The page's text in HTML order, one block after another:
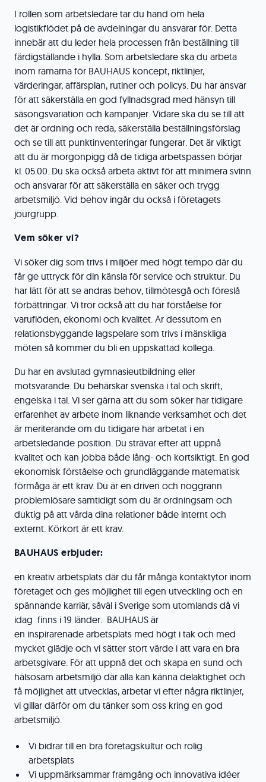
I rollen som arbetsledare tar du hand om hela
logistikflödet på de avdelningar du ansvarar för. Detta
innebär att du leder hela processen från beställning till
färdigställande i hylla. Som arbetsledare ska du arbeta
inom ramarna för BAUHAUS koncept, riktlinjer,
värderingar, affärsplan, rutiner och policys. Du har ansvar
för att säkerställa en god fyllnadsgrad med hänsyn till
säsongsvariation och kampanjer. Vidare ska du se till att
det är ordning och reda, säkerställa beställningsförslag
och se till att punktinventeringar fungerar. Det är viktigt
att du är morgonpigg då de tidiga arbetspassen börjar
kl. 05.00. Du ska också arbeta aktivt för att minimera svinn
och ansvarar för att säkerställa en säker och trygg
arbetsmiljö. Vid behov ingår du också i företagets
jourgrupp.
Vem söker vi?
Vi söker dig som trivs i miljöer med högt tempo där du
får ge uttryck för din känsla för service och struktur. Du
har lätt för att se andras behov, tillmötesgå och föreslå
förbättringar. Vi tror också att du har förståelse för
varuflöden, ekonomi och kvalitet. Är dessutom en
relationsbyggande lagspelare som trivs i mänskliga
möten så kommer du bli en uppskattad kollega.
Du har en avslutad gymnasieutbildning eller
motsvarande. Du behärskar svenska i tal och skrift,
engelska i tal. Vi ser gärna att du som söker har tidigare
erfarenhet av arbete inom liknande verksamhet och det
är meriterande om du tidigare har arbetat i en
arbetsledande position. Du strävar efter att uppnå
kvalitet och kan jobba både lång- och kortsiktigt. En god
ekonomisk förståelse och grundläggande matematisk
förmåga är ett krav. Du är en driven och noggrann
problemlösare samtidigt som du är ordningsam och
duktig på att vårda dina relationer både internt och
externt. Körkort är ett krav.
BAUHAUS erbjuder:
en kreativ arbetsplats där du får många kontaktytor inom
företaget och ges möjlighet till egen utveckling och en
spännande karriär, såväl i Sverige som utomlands då vi
idag finns i 19 länder. BAUHAUS är
en inspirarenade arbetsplats med högt i tak och med
mycket glädje och vi sätter stort värde i att vara en bra
arbetsgivare. För att uppnå det och skapa en sund och
hälsosam arbetsmiljö där alla kan känna delaktighet och
få möjlighet att utvecklas, arbetar vi efter några riktlinjer,
vi gillar därför om du tänker som oss kring en god
arbetsmiljö.
Vi bidrar till en bra företagskultur och rolig
arbetsplats
Vi uppmärksammar framgång och innovativa idéer